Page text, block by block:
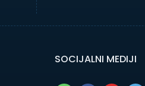
SOCIJALNI MEDIJI